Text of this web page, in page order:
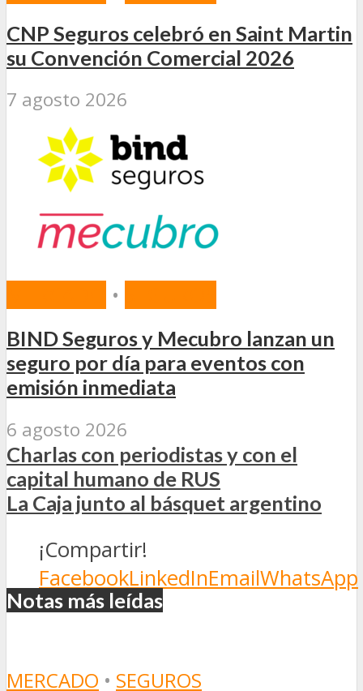
CNP Seguros celebró en Saint Martin
su Convención Comercial 2026
7 agosto 2026
•
BIND Seguros y Mecubro lanzan un
seguro por día para eventos con
emisión inmediata
6 agosto 2026
Charlas con periodistas y con el
capital humano de RUS
La Caja junto al básquet argentino
¡Compartir!
FacebookLinkedInEmailWhatsApp
Notas más leídas
MERCADO • SEGUROS